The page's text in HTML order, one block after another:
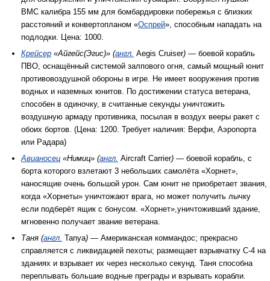
ВМС калибра 155 мм для бомбардировки побережья с близких
расстояний и конвертопланом «Оспрей», способным нападать на
подлодки. Цена: 1000.
Крейсер «Айгейс(Эгис)» (англ. Aegis Cruiser) — боевой корабль
ПВО, оснащённый системой залпового огня, самый мощный юнит
противовоздушной обороны в игре. Не имеет вооружения против
водных и наземных юнитов. По достижении статуса ветерана,
способен в одиночку, в считанные секунды уничтожить
воздушную армаду противника, посылая в воздух вееры ракет с
обоих бортов. (Цена: 1200. Требует наличия: Верфи, Аэропорта
или Радара)
Авианосец «Нимиц» (англ. Aircraft Carrier) — боевой корабль, с
борта которого взлетают 3 небольших самолёта «Хорнет»,
наносящие очень большой урон. Сам юнит не приобретает звания,
когда «Хорнеты» уничтожают врага, но может получить лычку
если подберёт ящик с бонусом. «Хорнет»,уничтоживший здание,
мгновенно получает звание ветерана.
Таня (англ. Tanya) — Американская коммандос; прекрасно
справляется с ликвидацией пехоты; размещает взрывчатку C-4 на
зданиях и взрывает их через несколько секунд. Таня способна
переплывать большие водные преграды и взрывать корабли.